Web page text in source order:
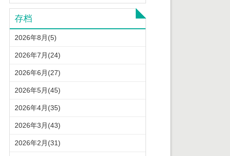
存档
2026年8月(5)
2026年7月(24)
2026年6月(27)
2026年5月(45)
2026年4月(35)
2026年3月(43)
2026年2月(31)